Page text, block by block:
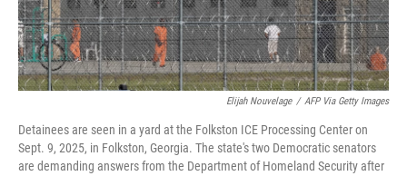
Elijah Nouvelage / AFP Via Getty Images
Detainees are seen in a yard at the Folkston ICE Processing Center on
Sept. 9, 2025, in Folkston, Georgia. The state's two Democratic senators
are demanding answers from the Department of Homeland Security after